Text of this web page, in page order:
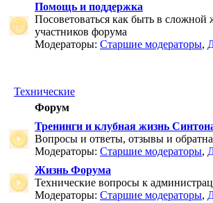
Помощь и поддержка
Посоветоваться как быть в
участников форума
Модераторы: Старшие модераторы,
Технические
Форум
Тренинги и клубная жизнь
Вопросы и ответы, отзывы и
Модераторы: Старшие модераторы,
Жизнь Форума
Технические вопросы к
Модераторы: Старшие модераторы,